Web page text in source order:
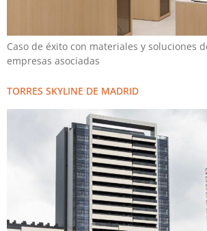
Caso de éxito con materiales y soluciones
empresas asociadas
TORRES SKYLINE DE MADRID